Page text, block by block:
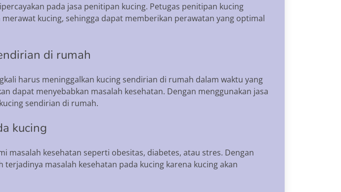
pada jasa penitipan kucing. Petugas penitipan kucing
kucing, sehingga dapat memberikan perawatan yang optimal
di rumah
harus meninggalkan kucing sendirian di rumah dalam waktu yang
dapat menyebabkan masalah kesehatan. Dengan menggunakan jasa
sendirian di rumah.
kucing
masalah kesehatan seperti obesitas, diabetes, atau stres. Dengan
masalah kesehatan pada kucing karena kucing akan